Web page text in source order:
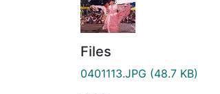
Files
0401113.JPG (48.7 KB)